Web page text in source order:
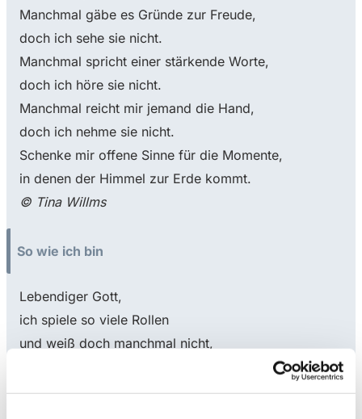
Manchmal gäbe es Gründe zur Freude,
doch ich sehe sie nicht.
Manchmal spricht einer stärkende Worte,
doch ich höre sie nicht.
Manchmal reicht mir jemand die Hand,
doch ich nehme sie nicht.
Schenke mir offene Sinne für die Momente,
in denen der Himmel zur Erde kommt.
© Tina Willms
So wie ich bin
Lebendiger Gott,
ich spiele so viele Rollen
und weiß doch manchmal nicht,